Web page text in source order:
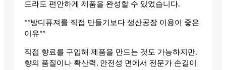
드라도 편안하게 제품을 완성할 수 있었습니다.
**방디퓨져를 직접 만들기보다 생산공장 이용이 좋은
이유**
직접 향료를 구입해 제품을 만드는 것도 가능하지만,
향의 품질이나 확산력, 안전성 면에서 전문가 손길이